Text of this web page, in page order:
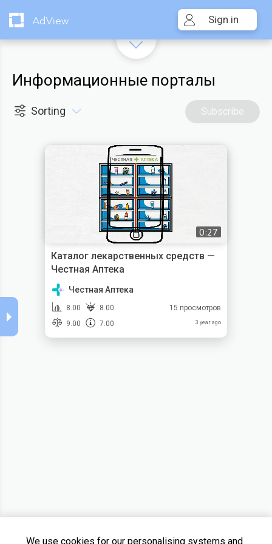
AdView Sign in
Информационные порталы
Sorting Subscribe
0:27
Каталог лекарственных средств —
Честная Аптека
Честная Аптека
8.00
8.00
9.00
7.00
15 просмотров
3 year ago
We use cookies for our personalising systems and